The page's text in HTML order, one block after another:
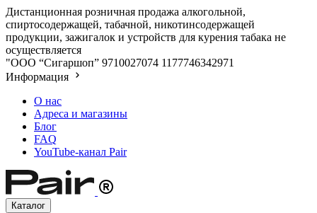
Дистанционная розничная продажа алкогольной,
спиртосодержащей, табачной, никотинсодержащей
продукции, зажигалок и устройств для курения табака не
осуществляется
"ООО “Сигаршоп” 9710027074 1177746342971
Информация
О нас
Адреса и магазины
Блог
FAQ
YouTube-канал Pair
Каталог